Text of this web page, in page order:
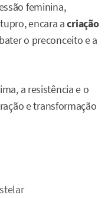
feminina,
encara acriação
o preconceito e a
a resistência e o
e transformação